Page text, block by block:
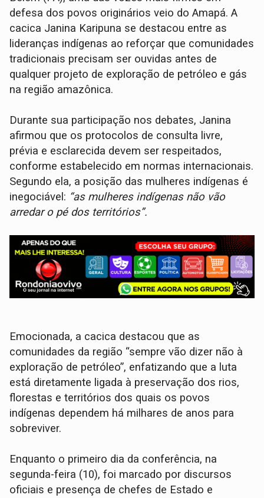
defesa dos povos originários veio do Amapá. A
cacica Janina Karipuna se destacou entre as
lideranças indígenas ao reforçar que comunidades
tradicionais precisam ser ouvidas antes de
qualquer projeto de exploração de petróleo e gás
na região amazônica.
Durante sua participação nos debates, Janina
afirmou que os protocolos de consulta livre,
prévia e esclarecida devem ser respeitados,
conforme estabelecido em normas internacionais.
Segundo ela, a posição das mulheres indígenas é
inegociável: “as mulheres indígenas não vão
arredar o pé dos territórios”.
Emocionada, a cacica destacou que as
comunidades da região “sempre vão dizer não à
exploração de petróleo”, enfatizando que a luta
está diretamente ligada à preservação dos rios,
florestas e territórios dos quais os povos
indígenas dependem há milhares de anos para
sobreviver.
Enquanto o primeiro dia da conferência, na
segunda-feira (10), foi marcado por discursos
oficiais e presença de chefes de Estado e